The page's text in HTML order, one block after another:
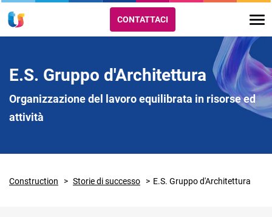
CONTATTACI
E.S. Gruppo d'Architettura
Organizzazione del lavoro equilibrata in risorse ed
attività
Construction Storie di successo E.S. Gruppo d'Architettura